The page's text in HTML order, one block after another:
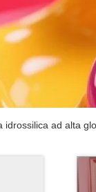
idrossilica ad alta